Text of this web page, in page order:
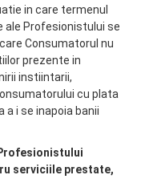
in care termenul
ale Profesionistului se
Consumatorul nu
prezente in
instiintarii,
cu plata
i se inapoia banii
serviciile prestate,